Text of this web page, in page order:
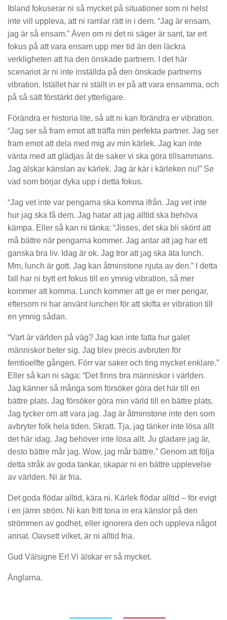
Ibland fokuserar ni så mycket på situationer som ni helst
inte vill uppleva, att ni ramlar rätt in i dem. “Jag är ensam,
jag är så ensam.” Även om ni det ni säger är sant, tar ert
fokus på att vara ensam upp mer tid än den läckra
verkligheten att ha den önskade partnern. I det här
scenariot är ni inte inställda på den önskade partnerns
vibration. Istället har ni ställt in er på att vara ensamma, och
på så sätt förstärkt det ytterligare.
Förändra er historia lite, så att ni kan förändra er vibration.
“Jag ser så fram emot att träffa min perfekta partner. Jag ser
fram emot att dela med mig av min kärlek. Jag kan inte
vänta med att glädjas åt de saker vi ska göra tillsammans.
Jag älskar känslan av kärlek. Jag är kär i kärleken nu!” Se
vad som börjar dyka upp i detta fokus.
“Jag vet inte var pengarna ska komma ifrån. Jag vet inte
hur jag ska få dem. Jag hatar att jag alltid ska behöva
kämpa. Eller så kan ni tänka: “Jisses, det ska bli skönt att
må bättre när pengarna kommer. Jag antar att jag har ett
ganska bra liv. Idag är ok. Jag tror att jag ska äta lunch.
Mm, lunch är gott. Jag kan åtminstone njuta av den.” I detta
fall har ni bytt ert fokus till en ymnig vibration, så mer
kommer att komma. Lunch kommer att ge er mer pengar,
eftersom ni har använt lunchen för att skifta er vibration till
en ymnig sådan.
“Vart är världen på väg? Jag kan inte fatta hur galet
människor beter sig. Jag blev precis avbruten för
femtioelfte gången. Förr var saker och ting mycket enklare.”
Eller så kan ni säga: “Det finns bra människor i världen.
Jag känner så många som försöker göra det här till en
bättre plats. Jag försöker göra min värld till en bättre plats.
Jag tycker om att vara jag. Jag är åtminstone inte den som
avbryter folk hela tiden. Skratt. Tja, jag tänker inte lösa allt
det här idag. Jag behöver inte lösa allt. Ju gladare jag är,
desto bättre mår jag. Wow, jag mår bättre.” Genom att följa
detta stråk av goda tankar, skapar ni en bättre upplevelse
av världen. Ni är fria.
Det goda flödar alltid, kära ni. Kärlek flödar alltid – för evigt
i en jämn ström. Ni kan fritt tona in era känslor på den
strömmen av godhet, eller ignorera den och uppleva något
annat. Oavsett vilket, är ni alltid fria.
Gud Välsigne Er! Vi älskar er så mycket.
Änglarna.